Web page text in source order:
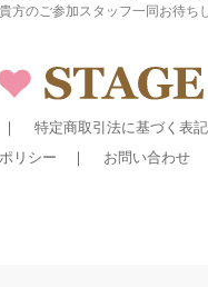
方のご参加スタッフ一同お待ち
特定商取引法に基づく表記
リシー
お問い合わせ